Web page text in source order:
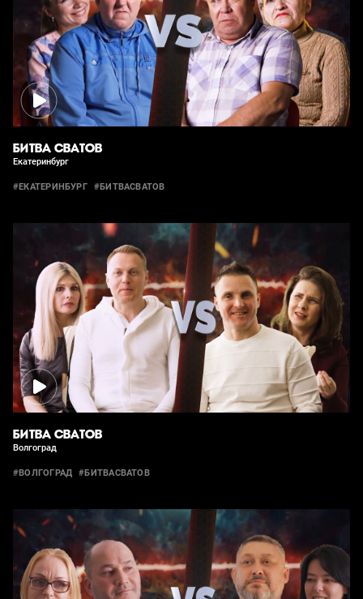
БИТВА СВАТОВ
Екатеринбург
#ЕКАТЕРИНБУРГ #БИТВАСВАТОВ
БИТВА СВАТОВ
Волгоград
#ВОЛГОГРАД #БИТВАСВАТОВ